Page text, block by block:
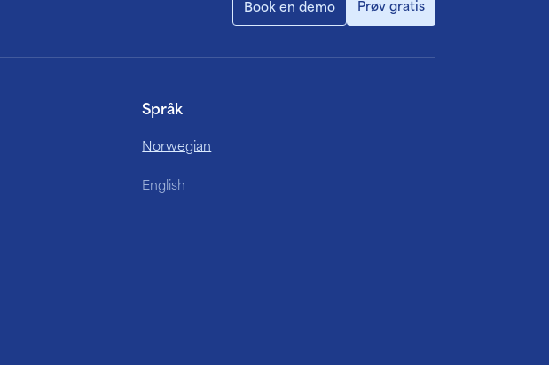
Book en demo Prøv gratis
Språk
Norwegian
English